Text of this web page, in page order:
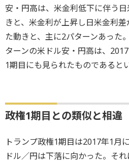
安・円高は、米金利低下に伴う
きと、米金利が上昇し日米金利
た動きと、主に2パターンあった
ターンの米ドル安・円高は、
1期目にも見られたものであると
政権1期目との類似と相違
トランプ政権1期目は2017年1月
ドル／円は下落に向かった。そ